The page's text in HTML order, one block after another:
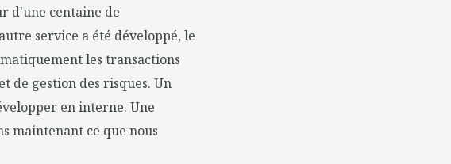
d'une centaine de
service a été développé, le
les transactions
de gestion des risques. Un
en interne. Une
maintenant ce que nous